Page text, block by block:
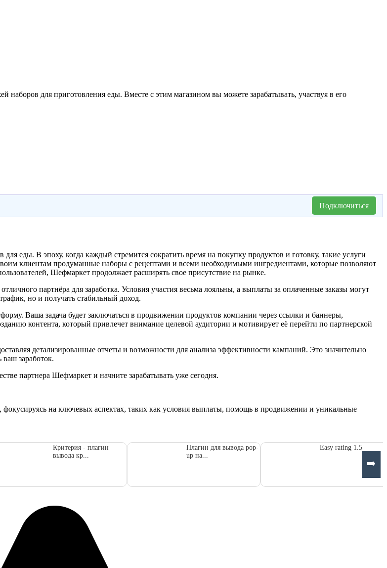
для приготовления еды. Вместе с этим магазином вы можете зарабатывать, участвуя в его
Подключиться
еды. В эпоху, когда каждый стремится сократить время на покупку продуктов и готовку, такие услуги
клиентам продуманные наборы с рецептами и всеми необходимыми ингредиентами, которые позволяют
Шефмаркет продолжает расширять свое присутствие на рынке.
партнёра для заработка. Условия участия весьма лояльны, а выплаты за оплаченные заказы могут
но и получать стабильный доход.
Ваша задача будет заключаться в продвижении продуктов компании через ссылки и баннеры,
контента, который привлечет внимание целевой аудитории и мотивирует её перейти по партнерской
детализированные отчеты и возможности для анализа эффективности кампаний. Это значительно
ваш заработок.
партнера Шефмаркет и начните зарабатывать уже сегодня.
на ключевых аспектах, таких как условия выплаты, помощь в продвижении и уникальные
Критерия - плагин
вывода кр...
Плагин для вывода pop-
up на...
Easy rating 1.5
➡️